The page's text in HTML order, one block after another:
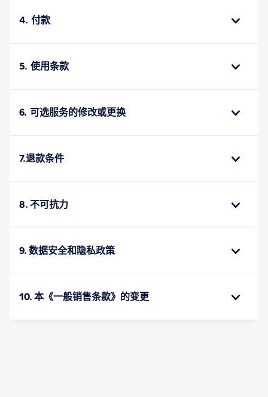
4. 付款
5. 使用条款
6. 可选服务的修改或更换
7.退款条件
8. 不可抗力
9. 数据安全和隐私政策
10. 本《一般销售条款》的变更